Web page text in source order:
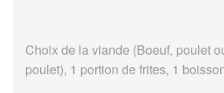
Choix de la viande (Boeuf, poulet
poulet), 1 portion de frites, 1